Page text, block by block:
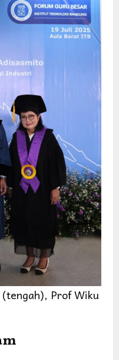
Prof Wiku